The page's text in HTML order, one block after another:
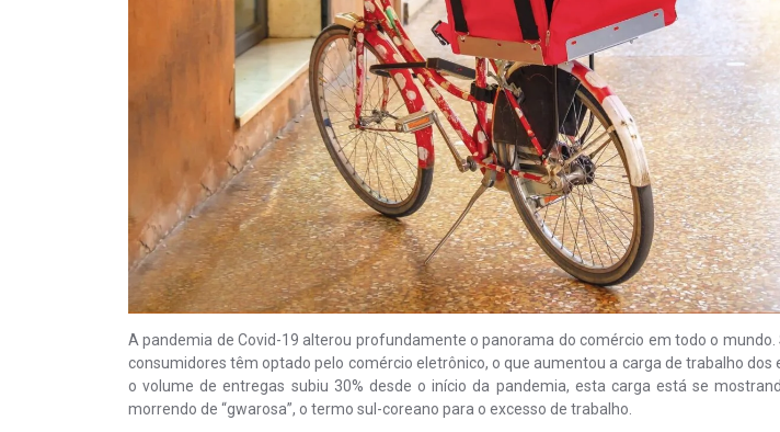
A pandemia de Covid-19 alterou profundamente o panorama do comércio em todo o
consumidores têm optado pelo comércio eletrônico, o que aumentou a carga de trabalho dos
o volume de entregas subiu 30% desde o início da pandemia, esta carga está se
morrendo de “gwarosa”, o termo sul-coreano para o excesso de trabalho.